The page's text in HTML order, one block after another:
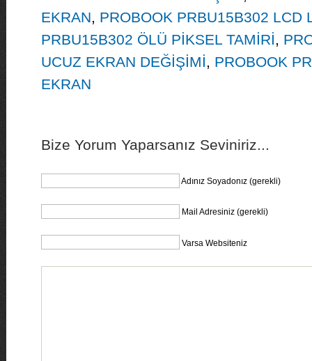
EKRAN, PROBOOK PRBU15B302 LCD
PRBU15B302 ÖLÜ PİKSEL TAMİRİ,
UCUZ EKRAN DEĞİŞİMİ, PROBOOK
EKRAN
Bize Yorum Yaparsanız Seviniriz...
Adınız Soyadonız (gerekli)
Mail Adresiniz (gerekli)
Varsa Websiteniz